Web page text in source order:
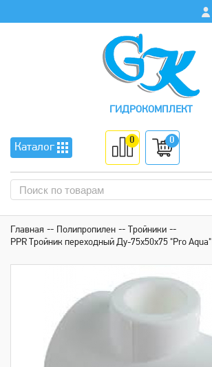
ГИДРОКОМПЛЕКТ
Каталог
0 0
Главная Полипропилен
Тройники
PPR Тройник переходный Ду-75х50х75 "Pro Aqua"